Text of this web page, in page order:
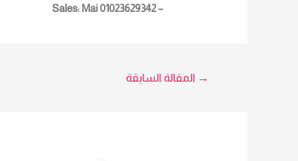
– Sales: Mai 01023629342
تصفّح
→ المقالة السابقة